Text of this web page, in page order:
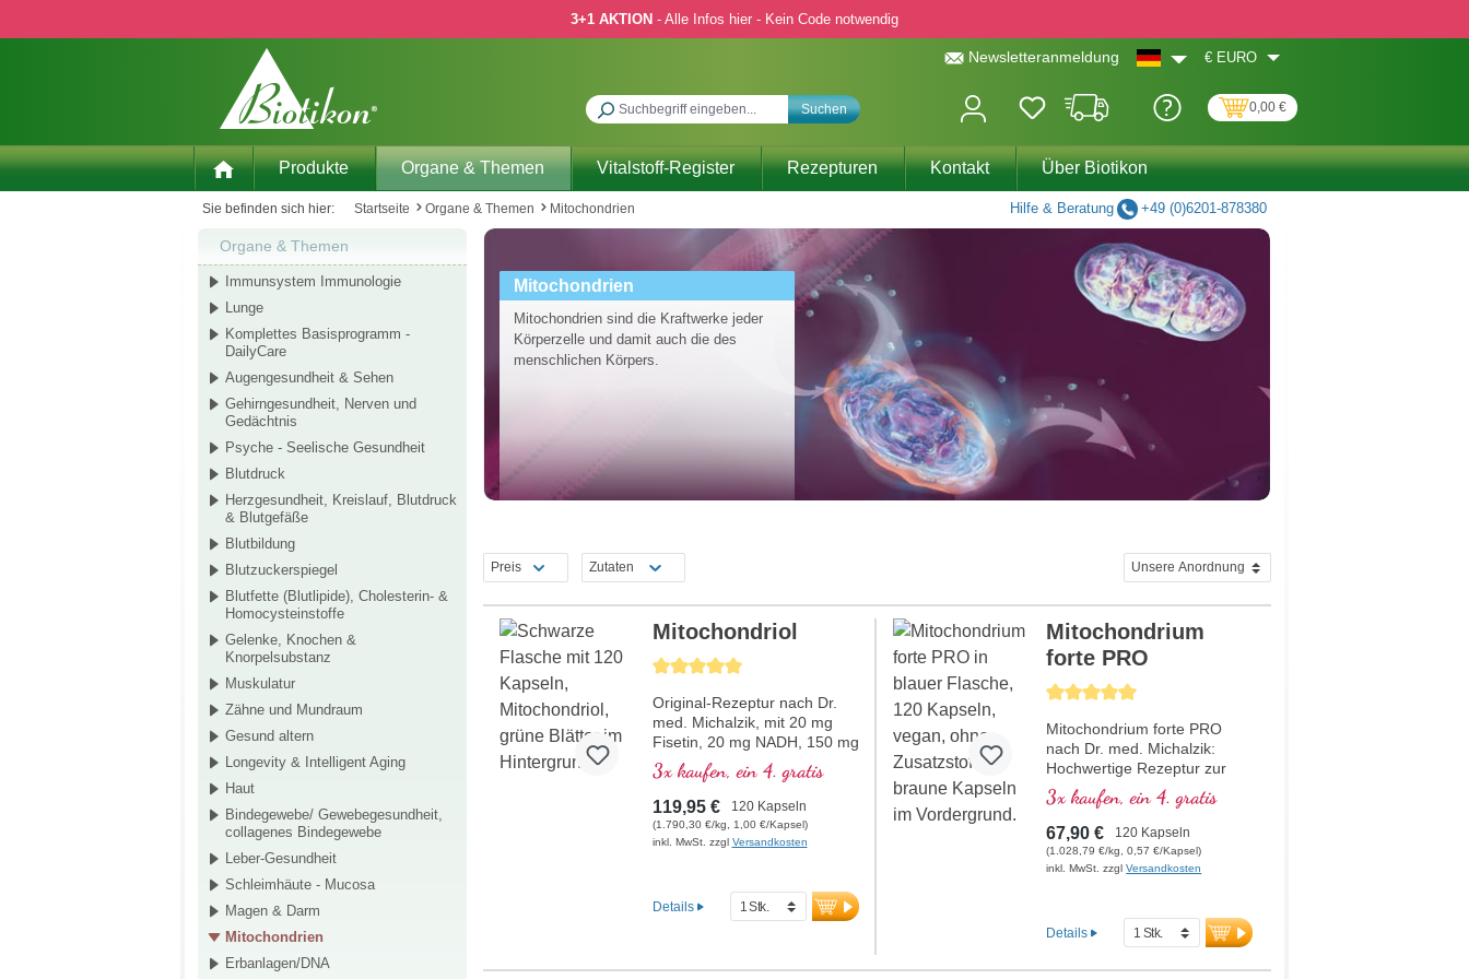
3+1 AKTION - Alle Infos hier - Kein Code notwendig
Newsletteranmeldung € EURO
Suchen 0,00 €
Produkte Organe & Themen Vitalstoff-Register Rezepturen Kontakt Über Biotikon
Sie befinden sich hier: Startseite Organe & Themen Mitochondrien Hilfe & Beratung +49 (0)6201-878380
Organe & Themen
Immunsystem Immunologie
Lunge
Komplettes Basisprogramm -
DailyCare
Augengesundheit & Sehen
Gehirngesundheit, Nerven und
Gedächtnis
Psyche - Seelische Gesundheit
Blutdruck
Herzgesundheit, Kreislauf, Blutdruck
& Blutgefäße
Blutbildung
Blutzuckerspiegel
Blutfette (Blutlipide), Cholesterin- &
Homocysteinstoffe
Gelenke, Knochen &
Knorpelsubstanz
Muskulatur
Zähne und Mundraum
Gesund altern
Longevity & Intelligent Aging
Haut
Bindegewebe/ Gewebegesundheit,
collagenes Bindegewebe
Leber-Gesundheit
Schleimhäute - Mucosa
Magen & Darm
Mitochondrien
Erbanlagen/DNA
Mitochondrien
Mitochondrien sind die Kraftwerke jeder
Körperzelle und damit auch die des
menschlichen Körpers.
Preis Zutaten
Durchschnittliche Bewertung von 5 von 5 Sternen
Mitochondriol
Original-Rezeptur nach Dr.
med. Michalzik, mit 20 mg
Fisetin, 20 mg NADH, 150 mg
Q10 und vielen weiteren
wichtigen Mitochondrien-
Mitteln. Mit dem
Bioverfügbarkeitsverstärker
D-Pinitol. Kapselhüllen vegan
freies Siegel, Mitochondrialer
GCP-1α-Aktivator, ohne
3x kaufen, ein 4. gratis
119,95 € 120 Kapseln
(1.790,30 €/kg, 1,00 €/Kapsel)
inkl. MwSt. zzgl Versandkosten
Details
Durchschnittliche Bewertung von 5 von 5 Sternen
Mitochondrium
forte PRO
Mitochondrium forte PRO
nach Dr. med. Michalzik:
Hochwertige Rezeptur zur
Unterstützung des
Energiestoffwechsels und der
Zellgesundheit. Mit NADH,
Q10, Resveratrol und
Thiamin, welches den
der wertvollen Sodium-R-
Lipoat-Form. Aluminiumfreie
Versiegelung und über 20
3x kaufen, ein 4. gratis
67,90 € 120 Kapseln
(1.028,79 €/kg, 0,57 €/Kapsel)
inkl. MwSt. zzglVersandkosten
Details